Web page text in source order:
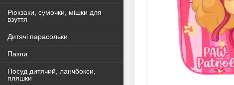
Рюкзаки, сумочки, мішки для
взуття
Дитячі парасольки
Пазли
Посуд дитячий, ланчбокси,
пляшки